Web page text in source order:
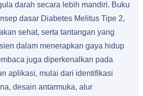
darah secara lebih mandiri. Buku
dasar Diabetes Melitus Tipe 2,
sehat, serta tantangan yang
dalam menerapkan gaya hidup
juga diperkenalkan pada
aplikasi, mulai dari identifikasi
desain antarmuka, alur